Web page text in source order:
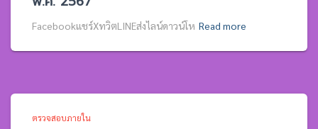
Facebookแชร์XทวิตLINEส่งไลน์ดาวน์โห Read more
ตรวจสอบภายใน